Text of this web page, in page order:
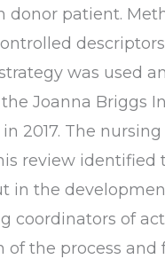
patient.
was used
Joanna Briggs
2017. The nursing
review identified
in the
coordinators of
of the process and